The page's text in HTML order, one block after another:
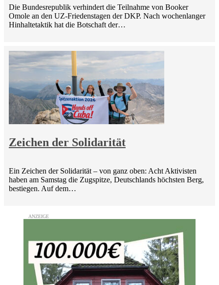
Die Bundesrepublik verhindert die Teilnahme von Booker
Omole an den UZ-Friedenstagen der DKP. Nach wochenlanger
Hinhaltetaktik hat die Botschaft der…
Zeichen der Solidarität
Ein Zeichen der Solidarität – von ganz oben: Acht Aktivisten
haben am Samstag die Zugspitze, Deutschlands höchsten Berg,
bestiegen. Auf dem…